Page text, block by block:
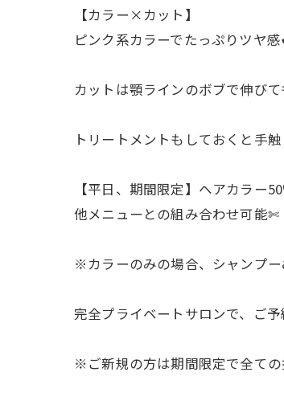
【カラー×カット】
ピンク系カラーでたっぷりツヤ
カットは顎ラインのボブで伸び
トリートメントもしておくと手
【平日、期間限定】ヘアカラー
他メニューとの組み合わせ可能✄
※カラーのみの場合、シャンプー
完全プライベートサロンで、ご
※ご新規の方は期間限定で全ての